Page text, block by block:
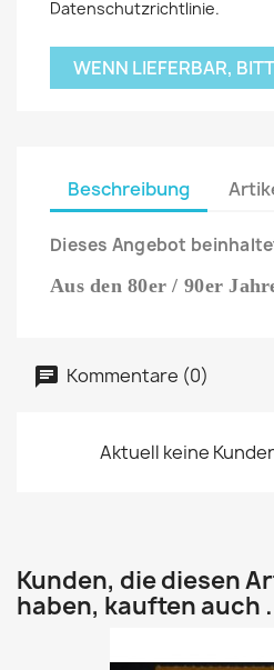
Datenschutzrichtlinie.
WENN LIEFERBAR,
Beschreibung
Dieses Angebot
Aus den 80er / 90er
Kommentare (0)
Aktuell keine
Kunden, die diesen
haben, kauften auch